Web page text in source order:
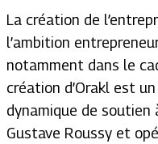
La création de
l’ambition
notamment dans le
création d’Orakl est
dynamique de soutien
Gustave Roussy et